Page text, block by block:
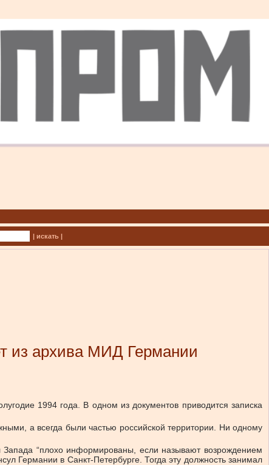
| искать |
из архива МИД Германии
1994 года. В одном из документов приводится записка
а всегда были частью российской территории. Ни одному
Запада “плохо информированы, если называют возрождением
Германии в Санкт-Петербурге. Тогда эту должность занимал